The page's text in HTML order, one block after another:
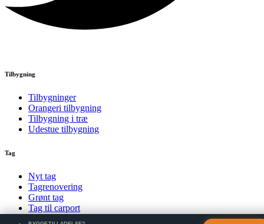
Tilbygning
Tilbygninger
Orangeri tilbygning
Tilbygning i træ
Udestue tilbygning
Tag
Nyt tag
Tagrenovering
Grønt tag
Tag til carport